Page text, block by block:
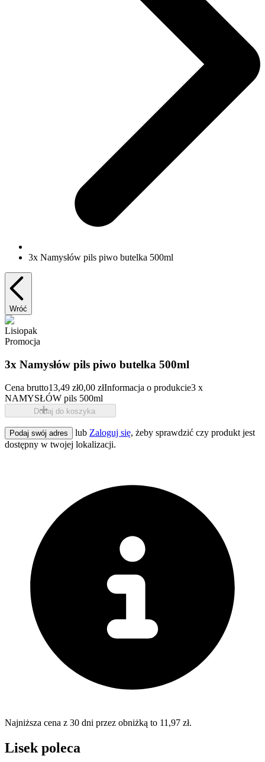
3x Namysłów pils piwo butelka 500ml
Wróć
Lisiopak
Promocja
3x Namysłów pils piwo butelka 500ml
Cena brutto13,49 zł0,00 złInformacja o produkcie3 x
NAMYSŁÓW pils 500ml
Dodaj do koszyka
Podaj swój adres lub Zaloguj się, żeby sprawdzić czy produkt jest
dostępny w twojej lokalizacji.
Najniższa cena z 30 dni przez obniżką to 11,97 zł.
Lisek poleca